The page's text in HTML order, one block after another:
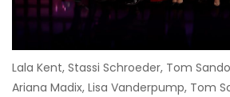
Lala Kent, Stassi Schroeder, Tom
Ariana Madix, Lisa Vanderpump, Tom